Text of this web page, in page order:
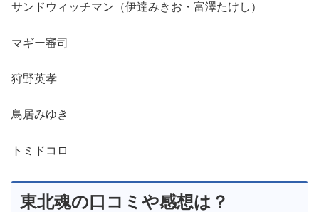
サンドウィッチマン（伊達みきお・富澤たけし）
マギー審司
狩野英孝
鳥居みゆき
トミドコロ
東北魂の口コミや感想は？